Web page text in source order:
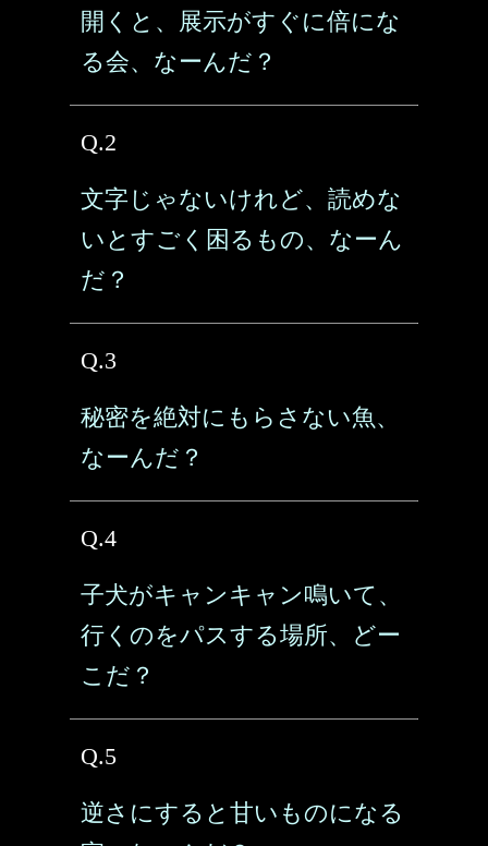
開くと、展示がすぐに倍にな
る会、なーんだ？
Q.2
文字じゃないけれど、読めな
いとすごく困るもの、なーん
だ？
Q.3
秘密を絶対にもらさない魚、
なーんだ？
Q.4
子犬がキャンキャン鳴いて、
行くのをパスする場所、どー
こだ？
Q.5
逆さにすると甘いものになる